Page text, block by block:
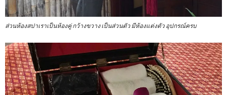
ส่วนห้องสปาเราเป็นห้องคู่ กว้างขวาง เป็นส่วนตัว มีห้องแต่งตัว อุปกรณ์ครบ